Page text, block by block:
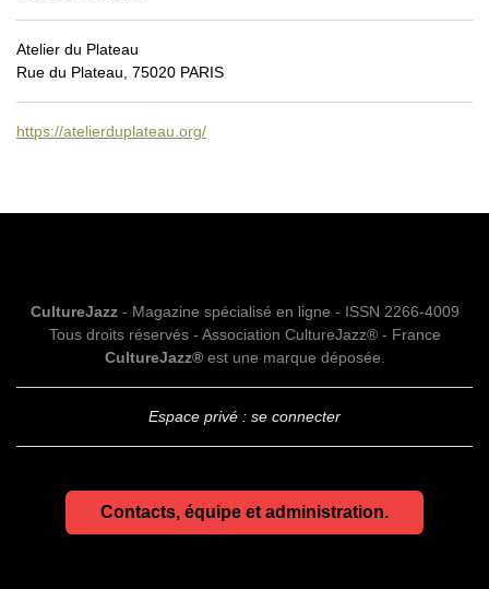
Atelier du Plateau
Rue du Plateau, 75020 PARIS
https://atelierduplateau.org/
CultureJazz- Magazine spécialisé en ligne - ISSN 2266-4009
Tous droits réservés - Association CultureJazz® - France
CultureJazz®est une marque déposée.
Espace privé : se connecter
Contacts, équipe et administration.